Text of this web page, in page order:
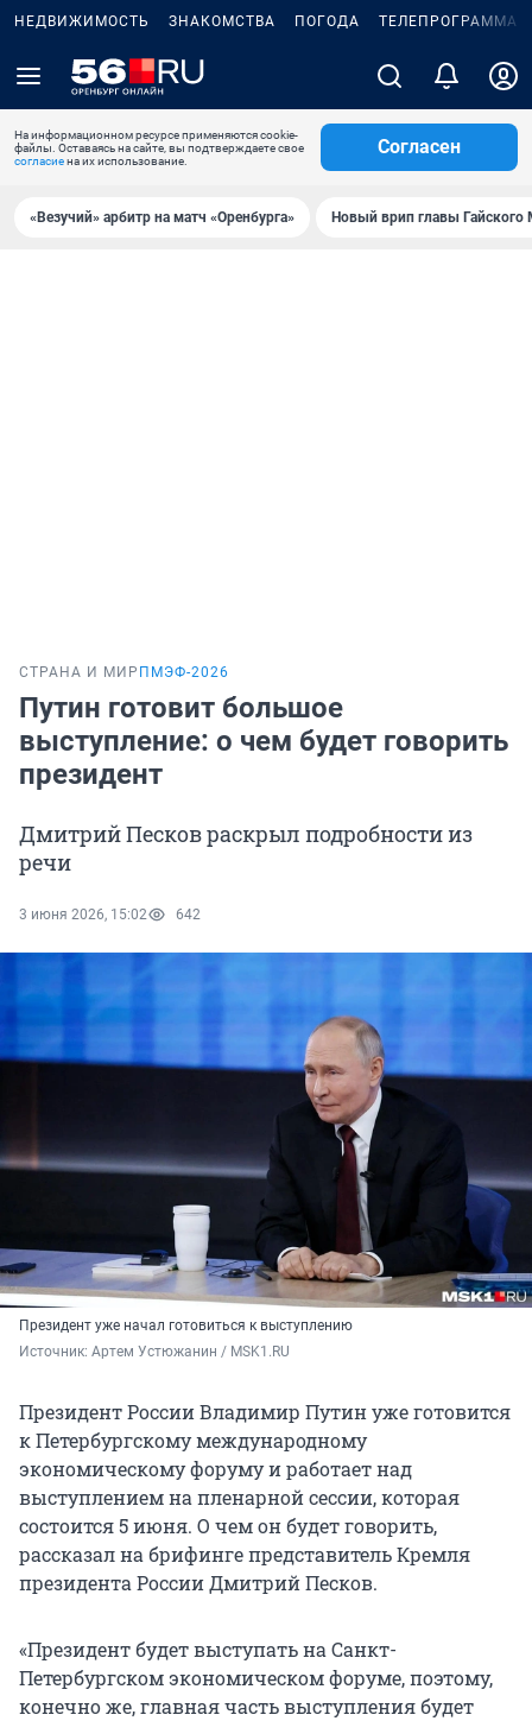
НЕДВИЖИМОСТЬ ЗНАКОМСТВА ПОГОДА ТЕЛЕПРОГРАММА
На информационном ресурсе применяются cookie-
файлы. Оставаясь на сайте, вы подтверждаете свое
согласиена их использование.
Согласен
«Везучий» арбитр на матч «Оренбурга» Новый врип главы Гайского
СТРАНА И МИР ПМЭФ-2026
Путин готовит большое
выступление: о чем будет говорить
президент
Дмитрий Песков раскрыл подробности из
речи
3 июня 2026, 15:02 642
Президент уже начал готовиться к выступлению
Источник: Артем Устюжанин / MSK1.RU
Президент России Владимир Путин уже готовится
к Петербургскому международному
экономическому форуму и работает над
выступлением на пленарной сессии, которая
состоится 5 июня. О чем он будет говорить,
рассказал на брифинге представитель Кремля
президента России Дмитрий Песков.
«Президент будет выступать на Санкт-
Петербургском экономическом форуме, поэтому,
конечно же, главная часть выступления будет